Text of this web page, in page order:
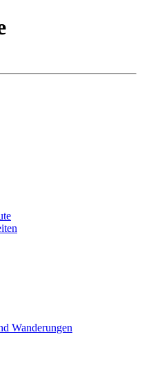
Wanderungen